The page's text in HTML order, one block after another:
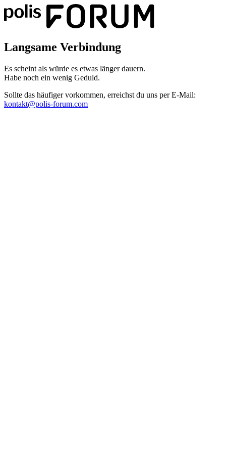
Langsame Verbindung
Es scheint als würde es etwas länger dauern.
Habe noch ein wenig Geduld.
Sollte das häufiger vorkommen, erreichst du uns per E-Mail:
kontakt@polis-forum.com